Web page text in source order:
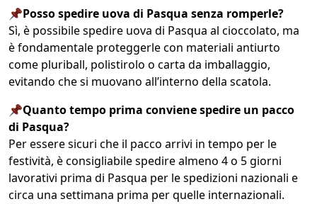
📌Posso spedire uova di Pasqua senza romperle?
Sì, è possibile spedire uova di Pasqua al cioccolato, ma
è fondamentale proteggerle con materiali antiurto
come pluriball, polistirolo o carta da imballaggio,
evitando che si muovano all’interno della scatola.
📌Quanto tempo prima conviene spedire un pacco
di Pasqua?
Per essere sicuri che il pacco arrivi in tempo per le
festività, è consigliabile spedire almeno 4 o 5 giorni
lavorativi prima di Pasqua per le spedizioni nazionali e
circa una settimana prima per quelle internazionali.